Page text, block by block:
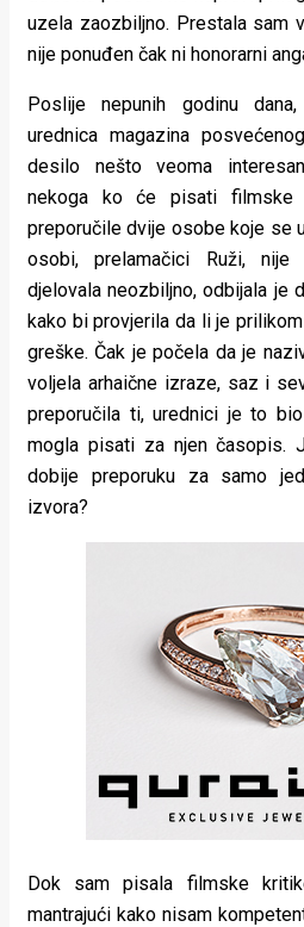
uzela zaozbiljno. Prestala sam
nije ponuđen čak ni honorarni
Poslije nepunih godinu
urednica magazina
desilo nešto veoma
nekoga ko će pisati
preporučile dvije osobe koje se
osobi, prelamačici Ruži,
djelovala neozbiljno, odbijala je
kako bi provjerila da li je
greške. Čak je počela da je
voljela arhaične izraze, saz i
preporučila ti, urednici je to
mogla pisati za njen časopis.
dobije preporuku za samo
izvora?
Dok sam pisala filmske
mantrajući kako nisam